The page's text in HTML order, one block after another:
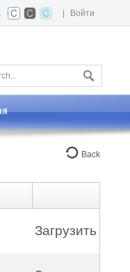
Войти
Back
Загрузить